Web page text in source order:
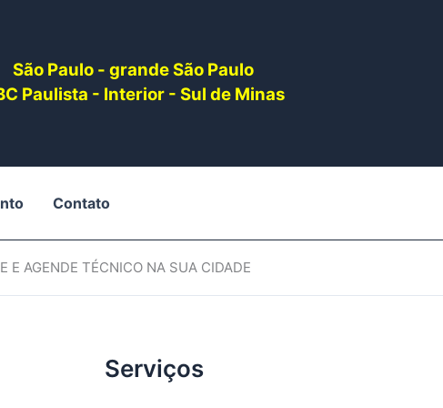
São Paulo - grande São Paulo
Paulista - Interior - Sul de Minas
Contato
E AGENDE TÉCNICO NA SUA CIDADE
Serviços